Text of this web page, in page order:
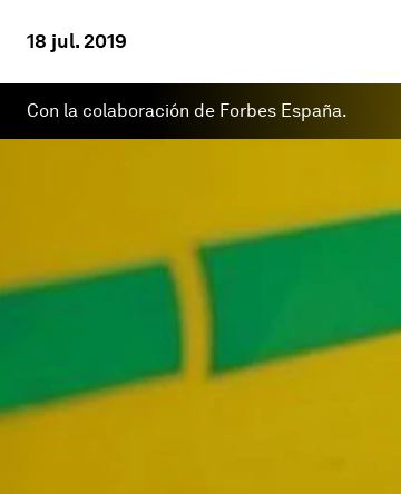
18 jul. 2019
Con la colaboración de Forbes España.